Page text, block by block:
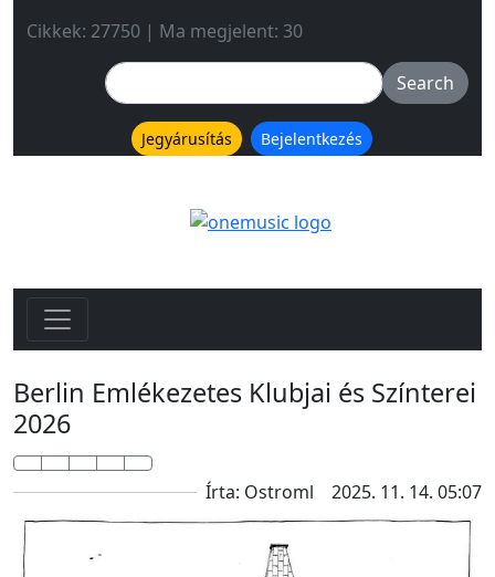
Cikkek: 27750 | Ma megjelent: 30
Jegyárusítás Bejelentkezés
Berlin Emlékezetes Klubjai és Színterei
2026
Írta: Ostroml 2025. 11. 14. 05:07